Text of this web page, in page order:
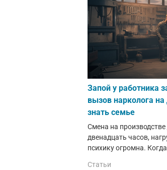
Запой у работника
вызов нарколога
знать семье
Смена на
двенадцать часов,
психику огромна.
Статьи